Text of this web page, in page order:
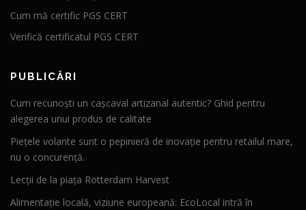
Cum mă certific PGS CERT
Verifică certificatul PGS CERT
PUBLICĂRI
Cum recunoști un cașcaval artizanal autentic? Ghid pentru
alegerea unui produs de calitate
Piețele volante sunt o pepinieră de inovație pentru retailul mare,
nu o concurență.
Lecții de la piața Rotterdam Harvest
Alimentație locală, viziune europeană: EcoLocal intră în